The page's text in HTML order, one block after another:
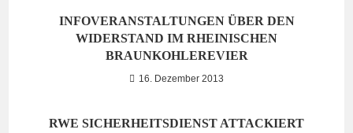
INFOVERANSTALTUNGEN ÜBER DEN
WIDERSTAND IM RHEINISCHEN
BRAUNKOHLEREVIER
16. Dezember 2013
RWE SICHERHEITSDIENST ATTACKIERT